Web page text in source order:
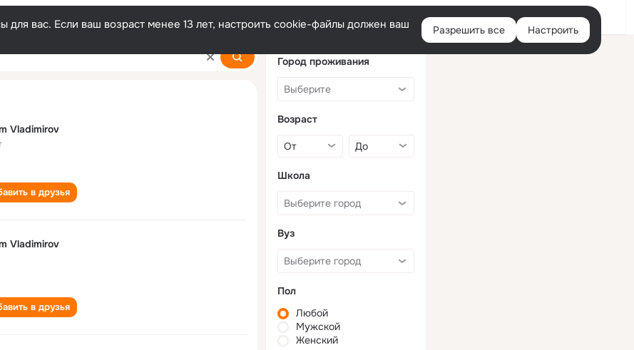
Войти
вас. Если ваш возраст менее 13 лет, настроить cookie-файлы должен ваш
Разрешить все Настроить
Vladimirov
в друзья
Vladimirov
в друзья
Город проживания
Возраст
Школа
Вуз
Пол
Любой
Мужской
Женский